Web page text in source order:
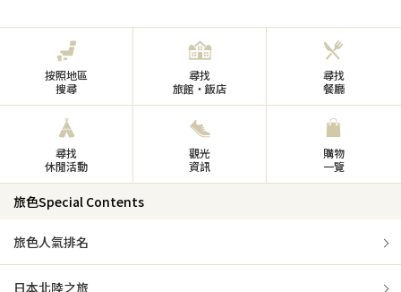
按照地區
搜尋
尋找
旅館・飯店
尋找
餐廳
尋找
休閒活動
觀光
資訊
購物
一覽
旅色Special Contents
旅色人氣排名
日本北陸之旅